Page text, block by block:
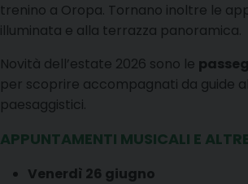
trenino a Oropa. Tornano inoltre le
illuminata e alla terrazza panoramica.
Novità dell’estate 2026 sono le
per scoprire accompagnati da guide
paesaggistici.
APPUNTAMENTI MUSICALI E
Venerdì 26 giugno